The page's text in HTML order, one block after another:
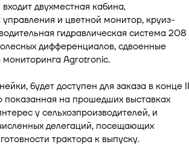
двухместная кабина,
и цветной монитор, круиз-
гидравлическая система 208
дифференциалов, сдвоенные
мониторинга Agrotronic.
будет доступен для заказа в конце II
показанная на прошедших выставках
у сельхозпроизводителей, и
делегаций, посещающих
трактора к выпуску.